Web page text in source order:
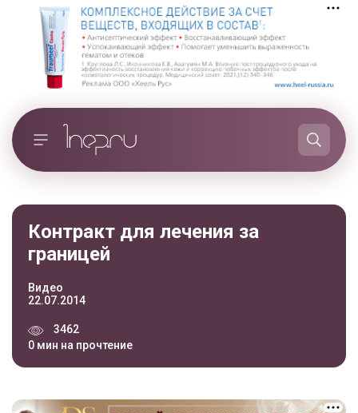
Контракт для лечения за
границей
Видео
22.07.2014
3462
0 мин на прочтение